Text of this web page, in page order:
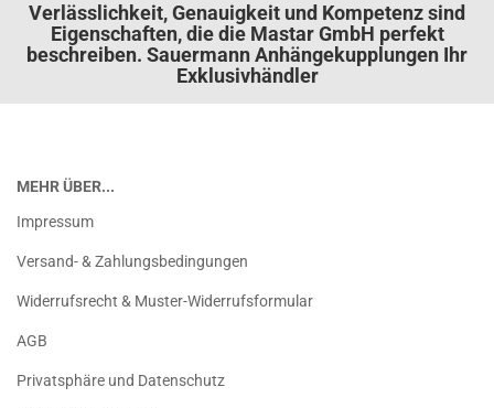
Verlässlichkeit, Genauigkeit und Kompetenz sind
Eigenschaften, die die Mastar GmbH perfekt
beschreiben. Sauermann Anhängekupplungen Ihr
Exklusivhändler
MEHR ÜBER...
Impressum
Versand- & Zahlungsbedingungen
Widerrufsrecht & Muster-Widerrufsformular
AGB
Privatsphäre und Datenschutz